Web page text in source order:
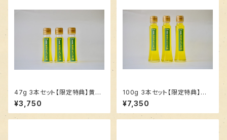
47g 3本セット【限定特典】黄金
のえごま油
¥3,750
100g 3本セット【限定特典】黄
金のえごま油
¥7,350